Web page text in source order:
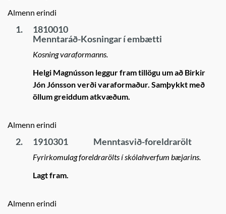
Almenn erindi
1.
1810010
Menntaráð-Kosningar í embætti
Kosning varaformanns.
Helgi Magnússon leggur fram tillögu um að Birkir
Jón Jónsson verði varaformaður. Samþykkt með
öllum greiddum atkvæðum.
Almenn erindi
2. 1910301 Menntasvið-foreldrarölt
Fyrirkomulag foreldrarölts í skólahverfum bæjarins.
Lagt fram.
Almenn erindi